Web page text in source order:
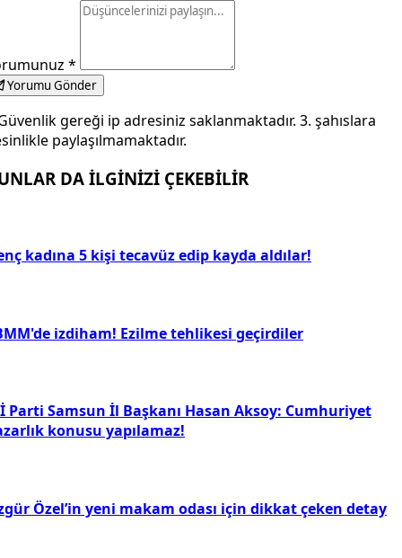
*
Yorumu Gönder
gereği ip adresiniz saklanmaktadır. 3. şahıslara
paylaşılmamaktadır.
DA İLGİNİZİ ÇEKEBİLİR
kadına 5 kişi tecavüz edip kayda aldılar!
izdiham! Ezilme tehlikesi geçirdiler
Parti Samsun İl Başkanı Hasan Aksoy: Cumhuriyet
konusu yapılamaz!
Özel’in yeni makam odası için dikkat çeken detay